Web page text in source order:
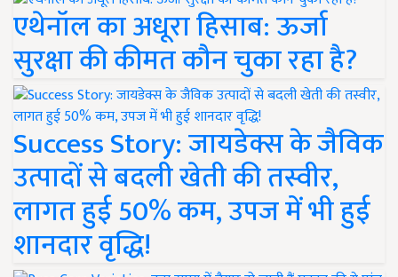
एथेनॉल का अधूरा हिसाब: ऊर्जा
सुरक्षा की कीमत कौन चुका रहा है?
Success Story: जायडेक्स के जैविक
उत्पादों से बदली खेती की तस्वीर,
लागत हुई 50% कम, उपज में भी हुई
शानदार वृद्धि!